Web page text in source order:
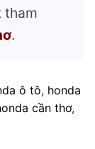
tham
.
ô tô, honda
cần thơ,